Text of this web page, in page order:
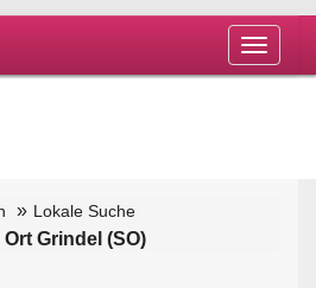
Toggle
Lokale Suche
Ort Grindel (SO)